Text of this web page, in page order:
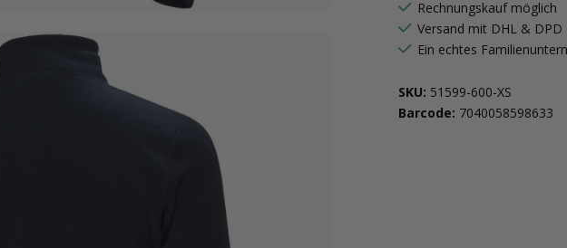
Rechnungskauf möglich
Versand mit DHL & DPD
Ein echtes
SKU: 51599-600-XS
Barcode: 7040058598633